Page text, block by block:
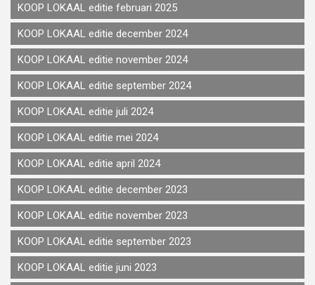
KOOP LOKAAL editie februari 2025
KOOP LOKAAL editie december 2024
KOOP LOKAAL editie november 2024
KOOP LOKAAL editie september 2024
KOOP LOKAAL editie juli 2024
KOOP LOKAAL editie mei 2024
KOOP LOKAAL editie april 2024
KOOP LOKAAL editie december 2023
KOOP LOKAAL editie november 2023
KOOP LOKAAL editie september 2023
KOOP LOKAAL editie juni 2023